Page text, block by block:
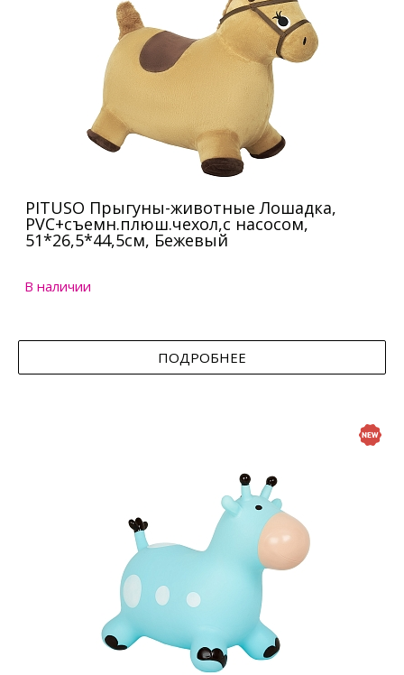
PITUSO Прыгуны-животные Лошадка,
PVC+съемн.плюш.чехол,с насосом,
51*26,5*44,5см, Бежевый
В наличии
ПОДРОБНЕЕ